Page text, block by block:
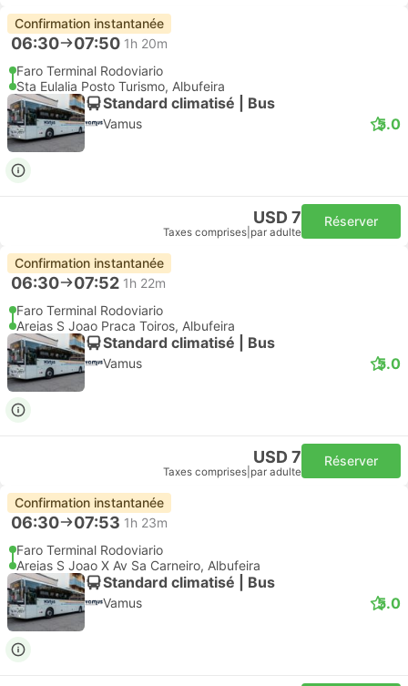
Confirmation instantanée
06:30 07:50 1h 20m
Faro Terminal Rodoviario
Sta Eulalia Posto Turismo, Albufeira
Standard climatisé | Bus
Vamus 5.0
USD 7
Taxes comprises par adulte
Réserver
Confirmation instantanée
06:30 07:52 1h 22m
Faro Terminal Rodoviario
Areias S Joao Praca Toiros, Albufeira
Standard climatisé | Bus
Vamus 5.0
USD 7
Taxes comprises par adulte
Réserver
Confirmation instantanée
06:30 07:53 1h 23m
Faro Terminal Rodoviario
Areias S Joao X Av Sa Carneiro, Albufeira
Standard climatisé | Bus
Vamus 5.0